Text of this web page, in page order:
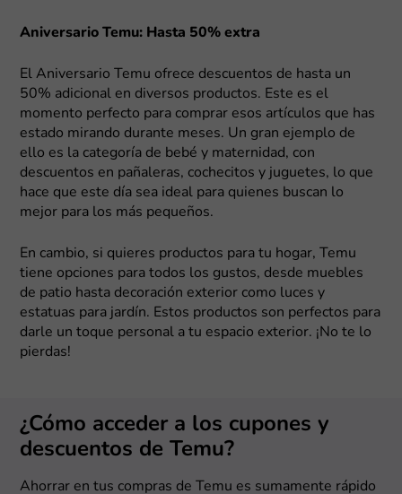
Aniversario Temu: Hasta 50% extra
El Aniversario Temu ofrece descuentos de hasta un
50% adicional en diversos productos. Este es el
momento perfecto para comprar esos artículos que has
estado mirando durante meses. Un gran ejemplo de
ello es la categoría de bebé y maternidad, con
descuentos en pañaleras, cochecitos y juguetes, lo que
hace que este día sea ideal para quienes buscan lo
mejor para los más pequeños.
En cambio, si quieres productos para tu hogar, Temu
tiene opciones para todos los gustos, desde muebles
de patio hasta decoración exterior como luces y
estatuas para jardín. Estos productos son perfectos para
darle un toque personal a tu espacio exterior. ¡No te lo
pierdas!
¿Cómo acceder a los cupones y
descuentos de Temu?
Ahorrar en tus compras de Temu es sumamente rápido